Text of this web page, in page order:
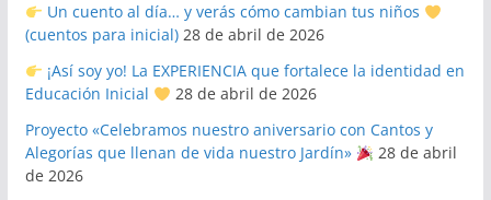
Un cuento al día… y verás cómo cambian tus niños
(cuentos para inicial) 28 de abril de 2026
¡Así soy yo! La EXPERIENCIA que fortalece la identidad en
Educación Inicial
28 de abril de 2026
Proyecto «Celebramos nuestro aniversario con Cantos y
Alegorías que llenan de vida nuestro Jardín»
28 de abril
de 2026